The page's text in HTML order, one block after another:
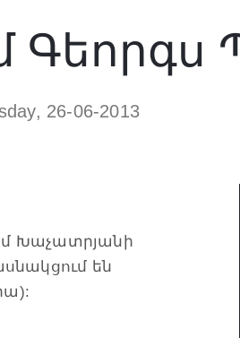
26-06-2013
Խաչատրյանի
են